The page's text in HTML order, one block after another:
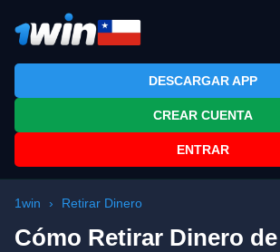
App
Registro
Bono
DESCARGAR APP
CREAR CUENTA
ENTRAR
1win › Retirar Dinero
Cómo Retirar Dinero